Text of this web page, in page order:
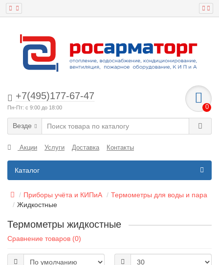
+7(495)177-67-47
Пн-Пт: с 9:00 до 18:00 0
Везде
Акции Услуги Доставка Контакты
Каталог
Приборы учёта и КИПиА
Термометры для воды и пара
Жидкостные
Термометры жидкостные
Сравнение товаров (0)